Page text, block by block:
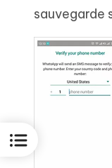
sauvegarde